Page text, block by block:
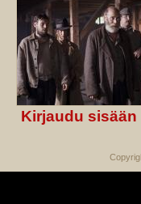
Kirjaudu sisään